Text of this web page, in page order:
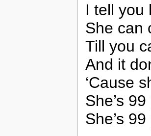
I tell you
She can
Till you
And it
‘Cause
She’s
She’s